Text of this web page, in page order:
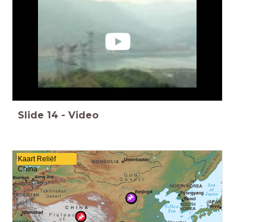
Slide 14 - Video
Kaart Reliëf
China